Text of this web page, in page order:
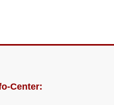
Center: